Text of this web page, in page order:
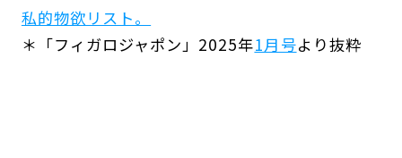
私的物欲リスト。
＊「フィガロジャポン」2025年1月号より抜粋